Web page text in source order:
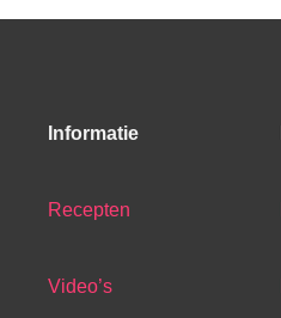
Informatie
Recepten
Video’s